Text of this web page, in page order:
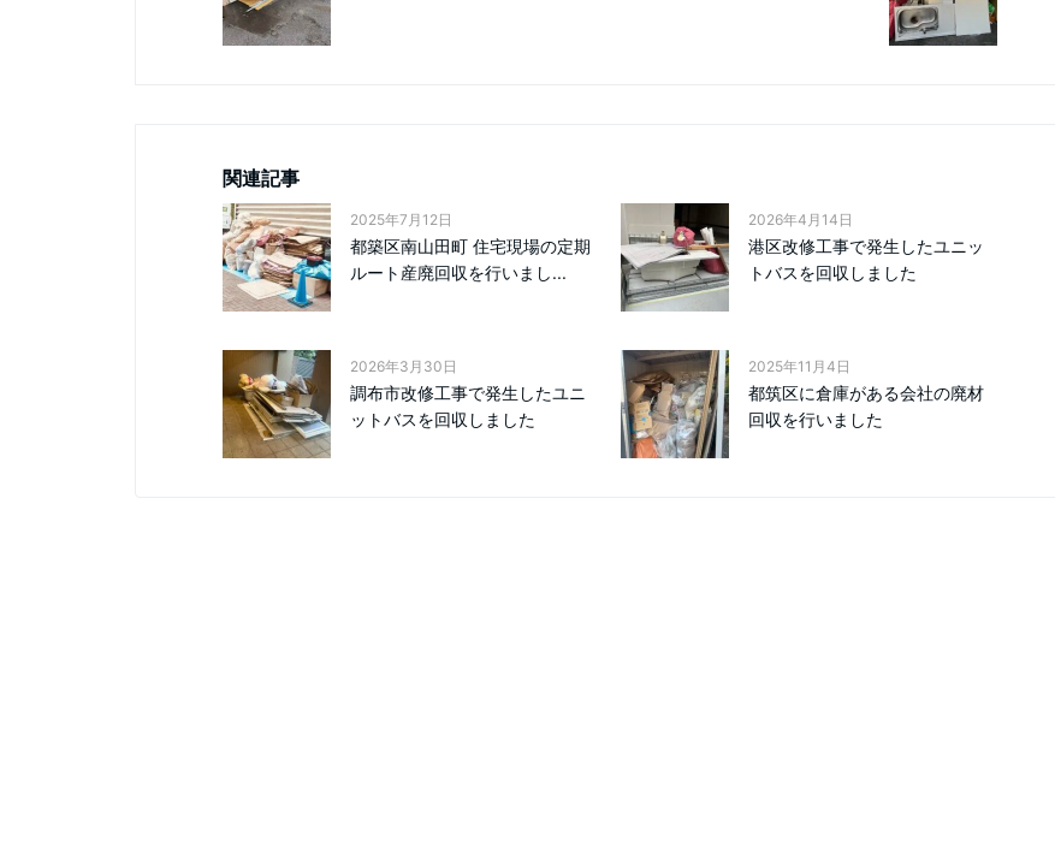
関連記事
2025年7月12日
都築区南山田町 住宅現場の定期
ルート産廃回収を行いまし...
2026年4月14日
港区改修工事で発生したユニッ
トバスを回収しました
2026年3月30日
調布市改修工事で発生したユニ
ットバスを回収しました
2025年11月4日
都筑区に倉庫がある会社の廃材
回収を行いました